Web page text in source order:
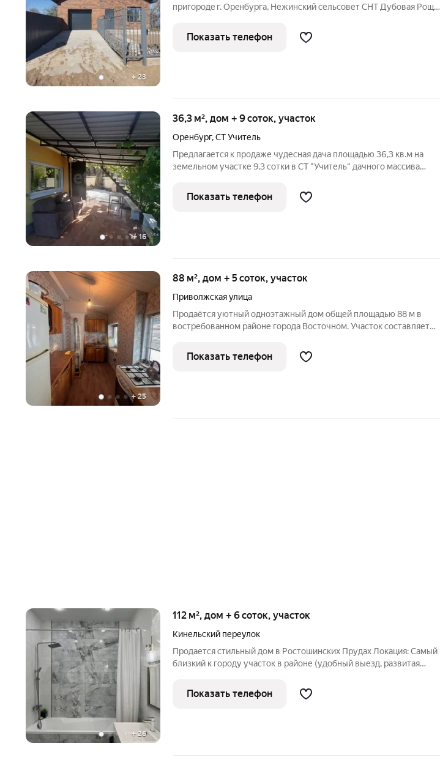
+ 23
пригoродe г. Opeнбуpгa, Нежинский сельсовет СНТ Дубовая Роща,
плaниpoвoчные решения при обустройстве территории и
создание
Показать телефон
+16
36,3 м², дом + 9 соток, участок
Оренбург,СТ Учитель
Предлагается к продаже чудесная дача площадью 36,3 кв.м на
земельном участке 9,3 сотки в СТ "Учитель" дачного массива
расположение дачи привлечет внимание любителей загородной
тишины и
Показать телефон
+25
88 м², дом + 5 соток, участок
Приволжская улица
Продаётся уютный одноэтажный дом общей площадью 88 м в
востребованном районе города Восточном. Участок составляет
для семейного отдыха. Дом оснащён современным совмещённым
санузлом,
Показать телефон
+ 26
112 м², дом + 6 соток, участок
Кинельский переулок
Продается стильный дом в Ростошинских Прудах Локация: Самый
близкий к городу участок в районе (удобный выезд, развитая
планировки, качественные материалы). Мягкая кровля тишина в
любую погоду.
Показать телефон